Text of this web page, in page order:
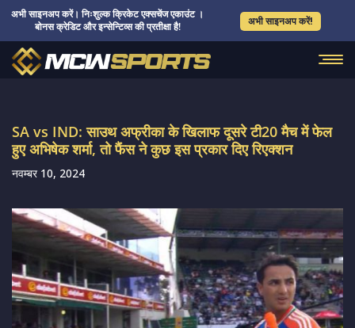
अभी साइनअप करें। निःशुल्क क्रिकेट एक्सचेंज एकाउंट ।
बोनस क्रेडिट और इन्सेन्टिव्स की प्रतीक्षा है!
अभी साइनअप करें!
SA vs IND: साउथ अफ्रीका के खिलाफ दूसरे टी20 मैच में फेल
हुए अभिषेक शर्मा, तो फैंस ने कुछ इस प्रकार दिए रिएक्शन
नवम्बर 10, 2024